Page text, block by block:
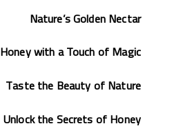
Nature’s Golden Nectar
Honey with a Touch of Magic
Taste the Beauty of Nature
Unlock the Secrets of Honey